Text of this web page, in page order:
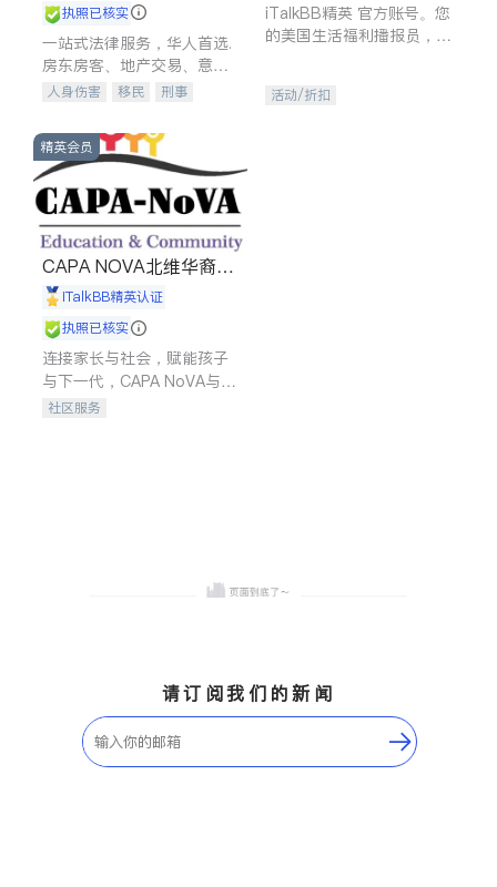
执照已核实
一站式法律服务，华人首选.
房东房客、地产交易、意外
伤害、车祸重伤、商业诉
建筑合同、刑事案件全包办
人身伤害 移民
刑事
信托/遗嘱
商业
索赔
律师-其它 保释
iTalkBB精英 官方账号。您
的美国生活福利播报员，精
专属福利。
活动/折扣
精英会员
CAPA NOVA北维华裔家
长会iTalkBB精英认证
执照已核实
连接家长与社会，赋能孩子
与下一代，CAPA NoVA与您
携手建设包容、公平、充满
社区服务
请订阅我们的新闻